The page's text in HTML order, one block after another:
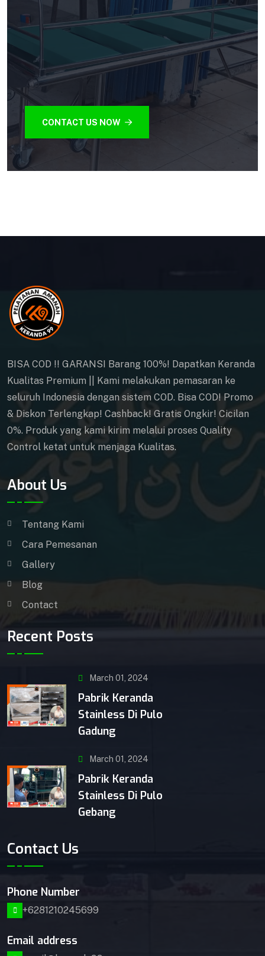
CONTACT US NOW
BISA COD !! GARANSI Barang 100%! Dapatkan Keranda
Kualitas Premium || Kami melakukan pemasaran ke
seluruh Indonesia dengan sistem COD. Bisa COD! Promo
& Diskon Terlengkap! Cashback! Gratis Ongkir! Cicilan
0%. Produk yang kami kirim melalui proses Quality
Control ketat untuk menjaga Kualitas.
About Us
Tentang Kami
Cara Pemesanan
Gallery
Blog
Contact
Recent Posts
March 01, 2024
Pabrik Keranda
Stainless Di Pulo
Gadung
March 01, 2024
Pabrik Keranda
Stainless Di Pulo
Gebang
Contact Us
Phone Number
+6281210245699
Email address